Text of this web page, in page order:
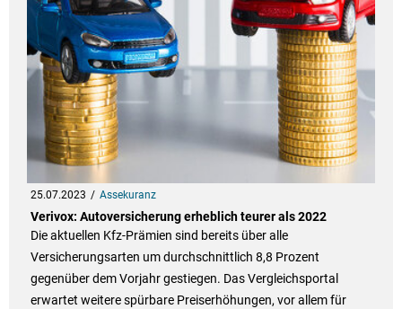
25.07.2023 Assekuranz
Verivox: Autoversicherung erheblich teurer als 2022
Die aktuellen Kfz-Prämien sind bereits über alle
Versicherungsarten um durchschnittlich 8,8 Prozent
gegenüber dem Vorjahr gestiegen. Das Vergleichsportal
erwartet weitere spürbare Preiserhöhungen, vor allem für